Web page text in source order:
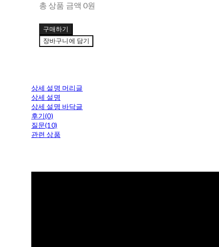
총 상품 금액 0원
구매하기
장바구니에 담기
상세 설명 머리글
상세 설명
상세 설명 바닥글
후기(0)
질문(10)
관련 상품